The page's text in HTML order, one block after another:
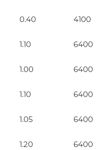
0.40 4100
1.10 6400
1.00 6400
1.10 6400
1.05 6400
1.20 6400